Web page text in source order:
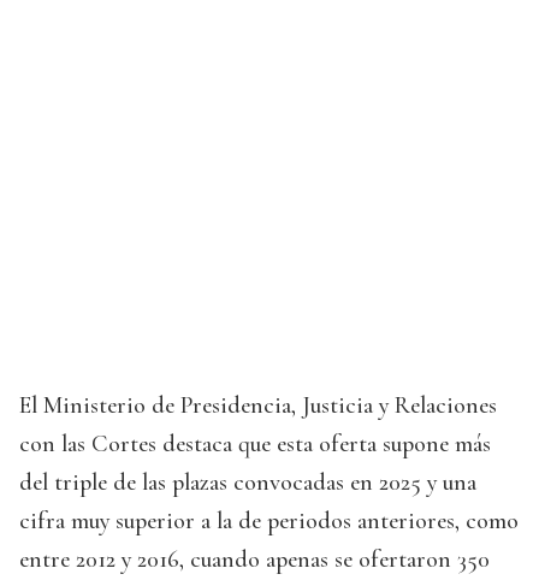
El Ministerio de Presidencia, Justicia y Relaciones
con las Cortes destaca que esta oferta supone más
del triple de las plazas convocadas en 2025 y una
cifra muy superior a la de periodos anteriores, como
entre 2012 y 2016, cuando apenas se ofertaron 350